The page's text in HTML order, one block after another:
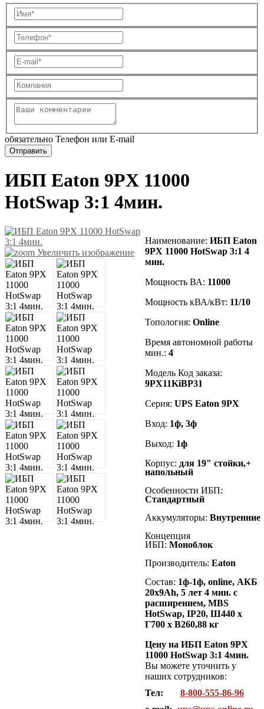
обязательно Телефон или E-mail
ИБП Eaton 9PX 11000
HotSwap 3:1 4мин.
Увеличить изображение
Наименование: ИБП Eaton
9PX 11000 HotSwap 3:1 4
мин.
Мощность ВА: 11000
Мощность кВА/кВт: 11/10
Топология: Online
Время автономной работы
мин.: 4
Модель Код заказа:
9PX11KiBP31
Серия: UPS Eaton 9PX
Вход: 1ф, 3ф
Выход: 1ф
Корпус: для 19" стойки,+
напольный
Особенности ИБП:
Стандартный
Аккумуляторы: Внутренние
Концепция
ИБП: Моноблок
Производитель: Eaton
Состав: 1ф-1ф, online, АКБ
20х9Ah, 5 лет 4 мин. с
расширением, MBS
HotSwap, IP20, Ш440 х
Г700 х В260,88 кг
Цену на ИБП Eaton 9PX
11000 HotSwap 3:1 4мин.
Вы можете уточнить у
наших сотрудников:
Тел:
8-800-555-86-96